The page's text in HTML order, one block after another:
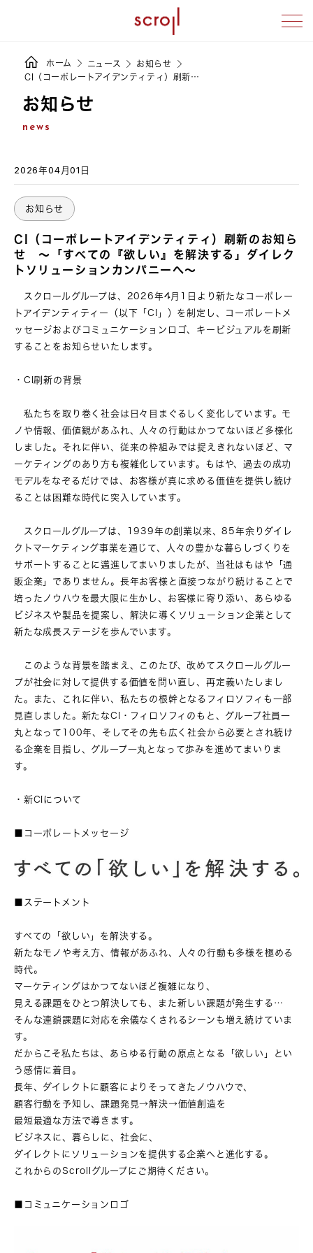
ホーム ニュース
お知らせ
CI（コーポレートアイデンティティ）刷新…
お知らせ
news
2026年04月01日
お知らせ
CI（コーポレートアイデンティティ）刷新のお知ら
せ ～「すべての『欲しい』を解決する」ダイレク
トソリューションカンパニーへ～
スクロールグループは、2026年4月1日より新たなコーポレー
トアイデンティティー（以下「CI」）を制定し、コーポレートメ
ッセージおよびコミュニケーションロゴ、キービジュアルを刷新
することをお知らせいたします。
・ CI刷新の背景
私たちを取り巻く社会は日々目まぐるしく変化しています。モ
ノや情報、価値観があふれ、人々の行動はかつてないほど多様化
しました。それに伴い、従来の枠組みでは捉えきれないほど、マ
ーケティングのあり方も複雑化しています。もはや、過去の成功
モデルをなぞるだけでは、お客様が真に求める価値を提供し続け
ることは困難な時代に突入しています。
スクロールグループは、1939年の創業以来、85年余りダイレ
クトマーケティング事業を通じて、人々の豊かな暮らしづくりを
サポートすることに邁進してまいりましたが、当社はもはや「通
販企業」でありません。長年お客様と直接つながり続けることで
培ったノウハウを最大限に生かし、お客様に寄り添い、あらゆる
ビジネスや製品を提案し、解決に導くソリューション企業として
新たな成長ステージを歩んでいます。
このような背景を踏まえ、このたび、改めてスクロールグルー
プが社会に対して提供する価値を問い直し、再定義いたしまし
た。また、これに伴い、私たちの根幹となるフィロソフィも一部
見直しました。新たなCI・フィロソフィのもと、グループ社員一
丸となって100年、そしてその先も広く社会から必要とされ続け
る企業を目指し、グループ一丸となって歩みを進めてまいりま
す。
・新CIについて
■コーポレートメッセージ
■ステートメント
すべての「欲しい」を解決する。
新たなモノや考え方、情報があふれ、人々の行動も多様を極める
時代。
マーケティングはかつてないほど複雑になり、
見える課題をひとつ解決しても、また新しい課題が発生する…
そんな連鎖課題に対応を余儀なくされるシーンも増え続けていま
す。
だからこそ私たちは、あらゆる行動の原点となる「欲しい」とい
う感情に着目。
長年、ダイレクトに顧客によりそってきたノウハウで、
顧客行動を予知し、課題発見→解決→価値創造を
最短最適な方法で導きます。
ビジネスに、暮らしに、社会に、
ダイレクトにソリューションを提供する企業へと進化する。
これからのScrollグループにご期待ください。
■コミュニケーションロゴ